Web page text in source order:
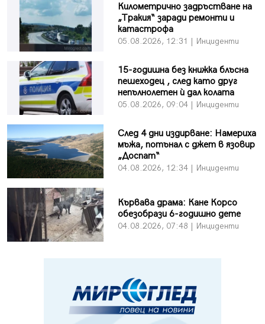
Километрично задръстване на
„Тракия“ заради ремонти и
катастрофа
05.08.2026, 12:31 | Инциденти
15-годишна без книжка блъсна
пешеходец , след като друг
непълнолетен ѝ дал колата
05.08.2026, 09:04 | Инциденти
След 4 дни издирване: Намериха
мъжа, потънал с джет в язовир
„Доспат“
04.08.2026, 12:34 | Инциденти
Кървава драма: Кане Корсо
обезобрази 6-годишно дете
04.08.2026, 07:48 | Инциденти